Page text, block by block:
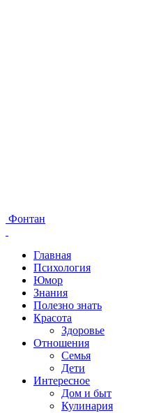
Фонтан
Главная
Психология
Юмор
Знания
Полезно знать
Красота
Здоровье
Отношения
Семья
Дети
Интересное
Дом и быт
Кулинария